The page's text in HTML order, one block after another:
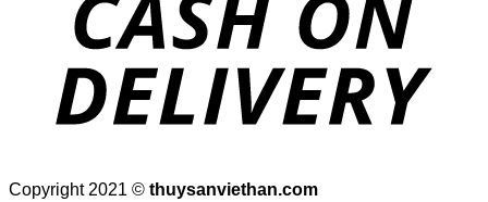
Copyright 2021 © thuysanviethan.com